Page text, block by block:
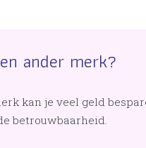
ander merk?
kan je veel geld
betrouwbaarheid.